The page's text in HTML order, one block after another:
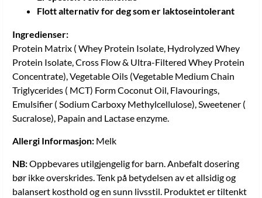
Flott alternativ for deg som er laktoseintolerant
Ingredienser:
Protein Matrix ( Whey Protein Isolate, Hydrolyzed Whey
Protein Isolate, Cross Flow & Ultra-Filtered Whey Protein
Concentrate), Vegetable Oils (Vegetable Medium Chain
Triglycerides ( MCT) Form Coconut Oil, Flavourings,
Emulsifier ( Sodium Carboxy Methylcellulose), Sweetener (
Sucralose), Papain and Lactase enzyme.
Allergi Informasjon: Melk
NB:Oppbevares utilgjengelig for barn. Anbefalt dosering
bør ikke overskrides. Tenk på betydelsen av et allsidig og
balansert kosthold og en sunn livsstil. Produktet er tiltenkt